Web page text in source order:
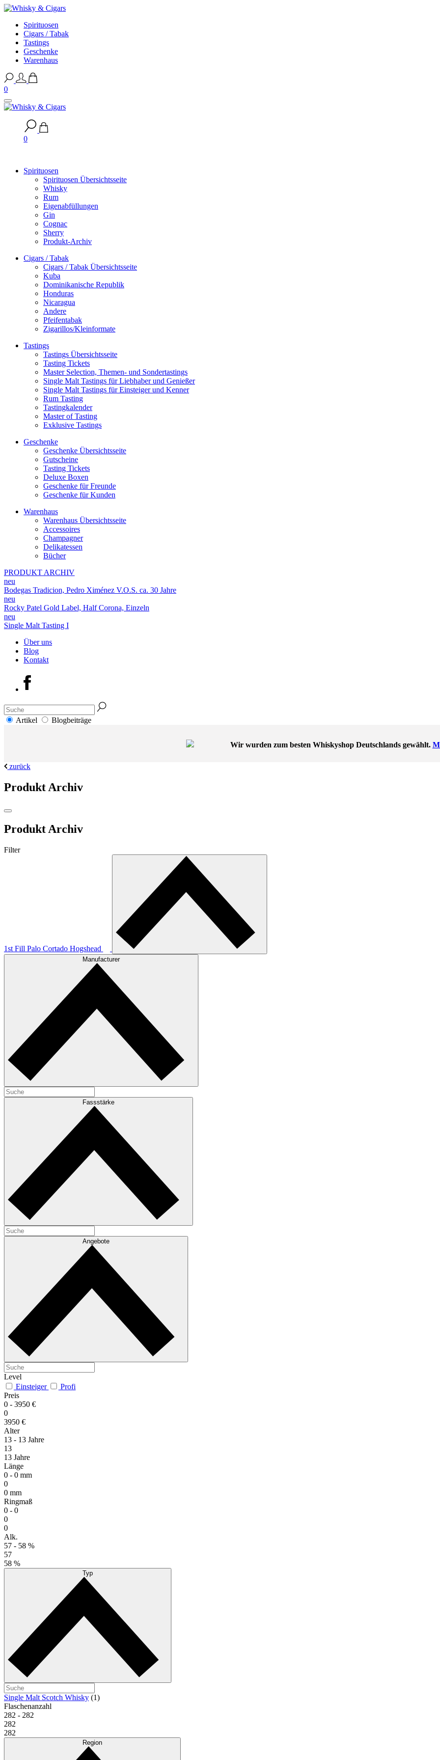
Spirituosen
Cigars / Tabak
Tastings
Geschenke
Warenhaus
0
0
Spirituosen
Spirituosen Übersichtsseite
Whisky
Rum
Eigenabfüllungen
Gin
Cognac
Sherry
Produkt-Archiv
Cigars / Tabak
Cigars / Tabak Übersichtsseite
Kuba
Dominikanische Republik
Honduras
Nicaragua
Andere
Pfeifentabak
Zigarillos/Kleinformate
Tastings
Tastings Übersichtsseite
Tasting Tickets
Master Selection, Themen- und Sondertastings
Single Malt Tastings für Liebhaber und Genießer
Single Malt Tastings für Einsteiger und Kenner
Rum Tasting
Tastingkalender
Master of Tasting
Exklusive Tastings
Geschenke
Geschenke Übersichtsseite
Gutscheine
Tasting Tickets
Deluxe Boxen
Geschenke für Freunde
Geschenke für Kunden
Warenhaus
Warenhaus Übersichtsseite
Accessoires
Champagner
Delikatessen
Bücher
PRODUKT ARCHIV
neu
Bodegas Tradicion, Pedro Ximénez V.O.S. ca. 30 Jahre
neu
Rocky Patel Gold Label, Half Corona, Einzeln
neu
Single Malt Tasting I
Über uns
Blog
Kontakt
Artikel
Blogbeiträge
Wir wurden zum besten Whiskyshop Deutschlands gewählt.
zurück
Produkt Archiv
Produkt Archiv
Filter
1st Fill Palo Cortado Hogshead
Manufacturer
Fassstärke
Angebote
Level
Einsteiger
Profi
Preis
0 - 3950 €
0
3950 €
Alter
13 - 13 Jahre
13
13 Jahre
Länge
0 - 0 mm
0
0 mm
Ringmaß
0 - 0
0
0
Alk.
57 - 58 %
57
58 %
Typ
Single Malt Scotch Whisky (1)
Flaschenanzahl
282 - 282
282
282
Region